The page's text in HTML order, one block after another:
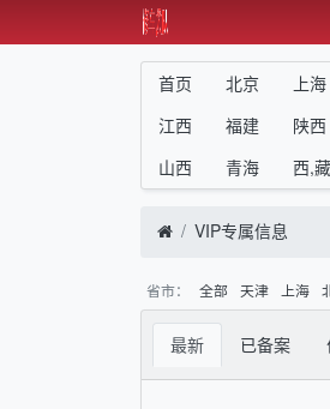
首页 北京 上海
江西
福建 陕西
山西
青海 西,藏
VIP专属信息
省市： 全部 天津 上海
最新 已备案